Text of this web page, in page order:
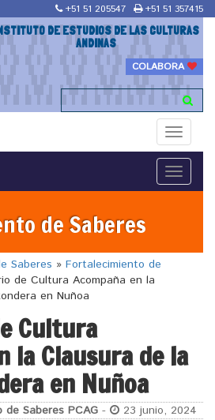
+51 51 205547 +51 51 357415
INSTITUTO DE ESTUDIOS DE LAS CULTURAS
ANDINAS
COLABORA
Toggle
Toggle
de Saberes
Saberes » Fortalecimiento de
de Cultura Acompaña en la
en Nuñoa
Cultura
la Clausura de la
en Nuñoa
Saberes PCAG - 23 junio, 2024